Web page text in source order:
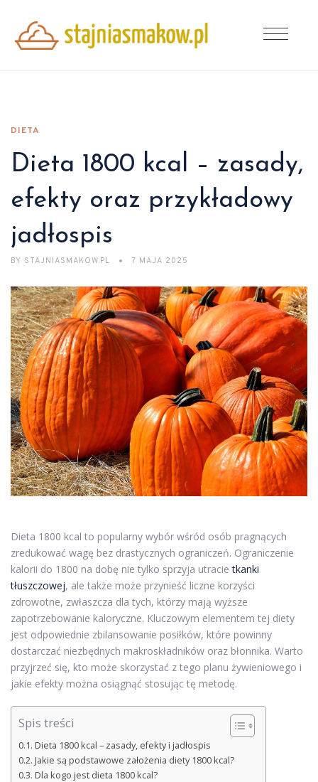
DIETA
Dieta 1800 kcal – zasady,
efekty oraz przykładowy
jadłospis
BY STAJNIASMAKOW.PL 7 MAJA 2025
Dieta 1800 kcal to popularny wybór wśród osób pragnących
zredukować wagę bez drastycznych ograniczeń. Ograniczenie
kalorii do 1800 na dobę nie tylko sprzyja utracietkanki
tłuszczowej, ale także może przynieść liczne korzyści
zdrowotne, zwłaszcza dla tych, którzy mają wyższe
zapotrzebowanie kaloryczne. Kluczowym elementem tej diety
jest odpowiednie zbilansowanie posiłków, które powinny
dostarczać niezbędnych makroskładników oraz błonnika. Warto
przyjrzeć się, kto może skorzystać z tego planu żywieniowego i
jakie efekty można osiągnąć stosując tę metodę.
Spis treści
Dieta 1800 kcal – zasady, efekty i jadłospis
Jakie są podstawowe założenia diety 1800 kcal?
Dla kogo jest dieta 1800 kcal?